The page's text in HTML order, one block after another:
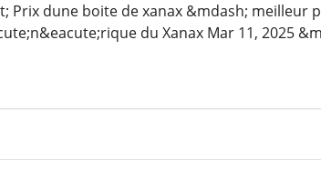
Prix dune boite de xanax &mdash; meilleur
du Xanax Mar 11, 2025